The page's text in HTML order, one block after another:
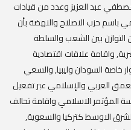
عبد العزيز وعدد من قيادات
باسم حزب الاصلاح والنهضة بأن
بين الشعب والسلطة
واقامة علاقات اقتصادية
خاصة السودان وليبيا, والسعي
العربي والإسلامي عبر تفعيل
الاسلامي واقامة تحالف
الاوسط كتركيا والسعوية,